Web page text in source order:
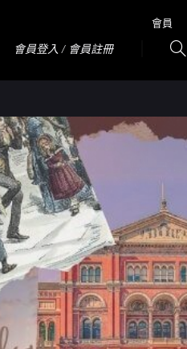
會員
會員登入 / 會員註冊